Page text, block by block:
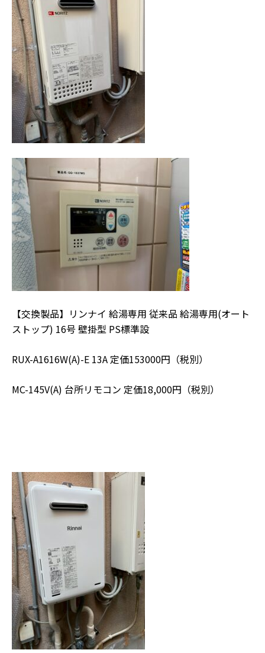
【交換製品】リンナイ 給湯専用 従来品 給湯専用(オート
ストップ) 16号 壁掛型 PS標準設
RUX-A1616W(A)-E 13A 定価153000円（税別）
MC-145V(A) 台所リモコン 定価18,000円（税別）